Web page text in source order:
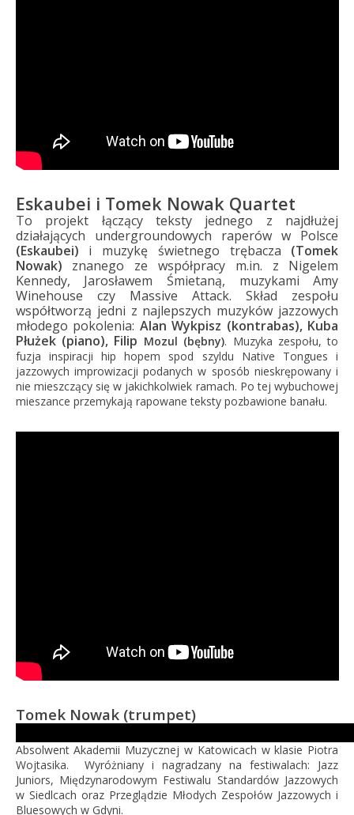
Eskaubei i Tomek Nowak Quartet
To projekt łączący teksty jednego z najdłużej
działających undergroundowych raperów w Polsce
(Eskaubei) i muzykę świetnego trębacza (Tomek
Nowak) znanego ze współpracy m.in. z Nigelem
Kennedy, Jarosławem Śmietaną, muzykami Amy
Winehouse czy Massive Attack. Skład zespołu
współtworzą jedni z najlepszych muzyków jazzowych
młodego pokolenia: Alan Wykpisz (kontrabas), Kuba
Płużek (piano), Filip Mozul (bębny). Muzyka zespołu, to
fuzja inspiracji hip hopem spod szyldu Native Tongues i
jazzowych improwizacji podanych w sposób nieskrępowany i
nie mieszczący się w jakichkolwiek ramach. Po tej wybuchowej
mieszance przemykają rapowane teksty pozbawione banału.
Tomek Nowak (trumpet)
Absolwent Akademii Muzycznej w Katowicach w klasie Piotra
Wojtasika. Wyróżniany i nagradzany na festiwalach: Jazz
Juniors, Międzynarodowym Festiwalu Standardów Jazzowych
w Siedlcach oraz Przeglądzie Młodych Zespołów Jazzowych i
Bluesowych w Gdyni.